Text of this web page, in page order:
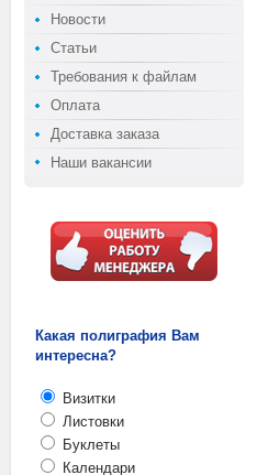
Новости
Статьи
Требования к файлам
Оплата
Доставка заказа
Наши вакансии
Какая полиграфия Вам
интересна?
Визитки
Листовки
Буклеты
Календари